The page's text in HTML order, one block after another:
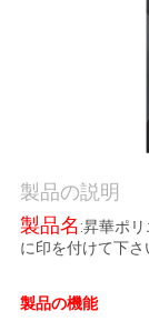
合
わ
せ
製品の説明
製品名 :昇華ポ
に印を付けて下さ
製品の機能